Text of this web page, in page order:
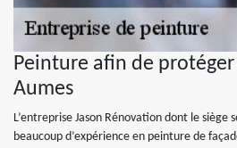
Peinture afin de
Aumes
L’entreprise Jason Rénovation dont le siège
beaucoup d’expérience en peinture de